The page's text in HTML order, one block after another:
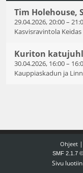
Tim Holehouse,
29.04.2026, 20:00–
Kasvisravintola Keidas
Kuriton
30.04.2026, 16:00–
Kauppiaskadun ja
Ohjeet|
SMF 2.1.7
Sivu